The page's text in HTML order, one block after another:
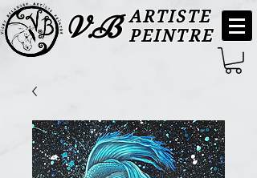
V.B ARTISTE
PEINTRE